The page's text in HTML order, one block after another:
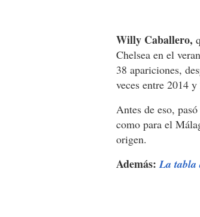
Willy Caballero,
Chelsea en el
38 apariciones,
veces entre 2014 y
Antes de eso,
como para el
origen.
Además:La tabla